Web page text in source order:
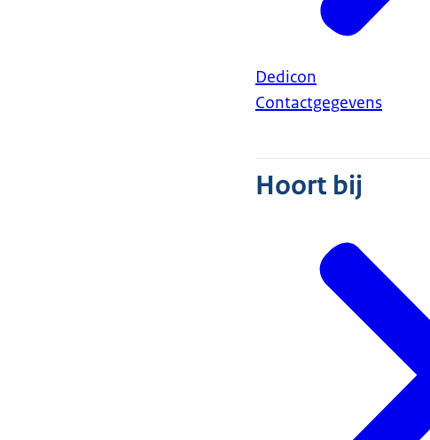
Dedicon
Contactgegevens
Hoort bij